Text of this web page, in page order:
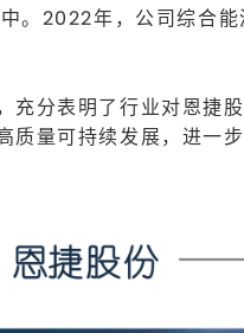
。2022年，公司综合
分表明了行业对恩捷
质量可持续发展，进一